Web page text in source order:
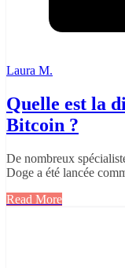
Laura M.
Quelle est la
Bitcoin ?
De nombreux
Doge a été lancée
Read More